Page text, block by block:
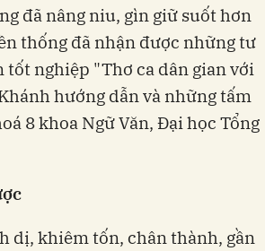
đã nâng niu, gìn giữ suốt hơn
thống đã nhận được những tư
nghiệp "Thơ ca dân gian với
hướng dẫn và những tấm
8 khoa Ngữ Văn, Đại học Tổng
dị, khiêm tốn, chân thành, gần